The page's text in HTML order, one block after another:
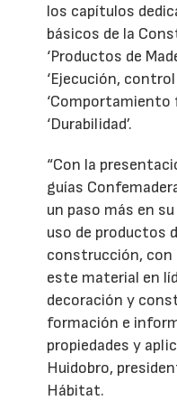
los capítulos
básicos de la
‘Productos de
‘Ejecución,
‘Comportamiento
‘Durabilidad’.
“Con la
guías
un paso más en
uso de productos
construcción,
este material en
decoración y
formación e
propiedades y
Huidobro,
Hábitat.